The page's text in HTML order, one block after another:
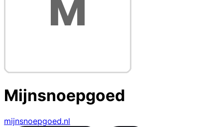
Mijnsnoepgoed
mijnsnoepgoed.nl